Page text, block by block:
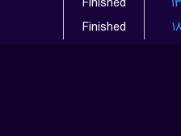
Finished